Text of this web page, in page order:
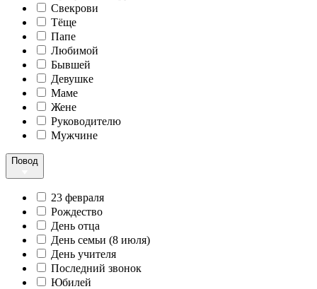
Свекрови
Тёще
Папе
Любимой
Бывшей
Девушке
Маме
Жене
Руководителю
Мужчине
Повод
23 февраля
Рождество
День отца
День семьи (8 июля)
День учителя
Последний звонок
Юбилей